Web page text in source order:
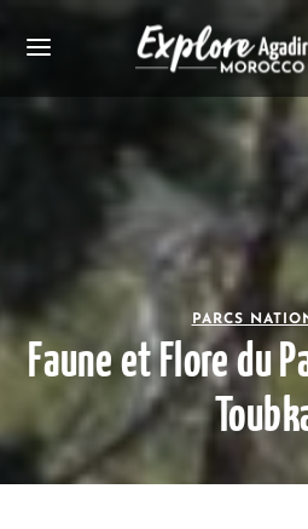
PARCS
Faune et Flore du